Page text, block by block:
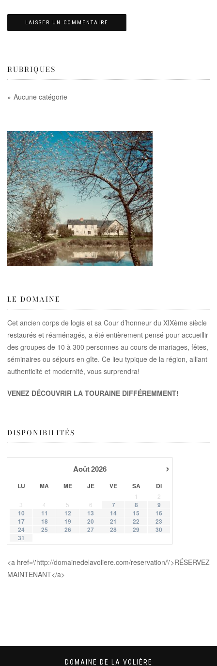
RUBRIQUES
Aucune catégorie
LE DOMAINE
Cet ancien corps de logis et sa Cour d’honneur du XIXème siècle
restaurés et réaménagés, a été entièrement pensé pour accueillir
des groupes de 10 à 300 personnes au cours de mariages, fêtes,
séminaires ou séjours en gîte. Ce lieu typique de la région, alliant
authenticité et modernité, vous surprendra!
VENEZ DÉCOUVRIR LA TOURAINE DIFFÉREMMENT!
DISPONIBILITÉS
›
Août2026
LU MA ME JE VE SA DI
1
2
3
4 5 6 7 8
9
10
11 12 13 14 15
16
17
18 19 20 21 22
23
24
25 26 27 28 29
30
31
<a href=\'http://domainedelavoliere.com/reservation/\'>RÉSERVEZ
MAINTENANT</a>
DOMAINE DE LA VOLIÈRE